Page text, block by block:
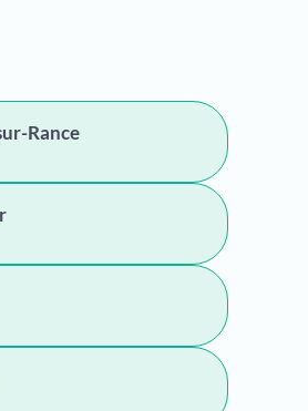
Rance